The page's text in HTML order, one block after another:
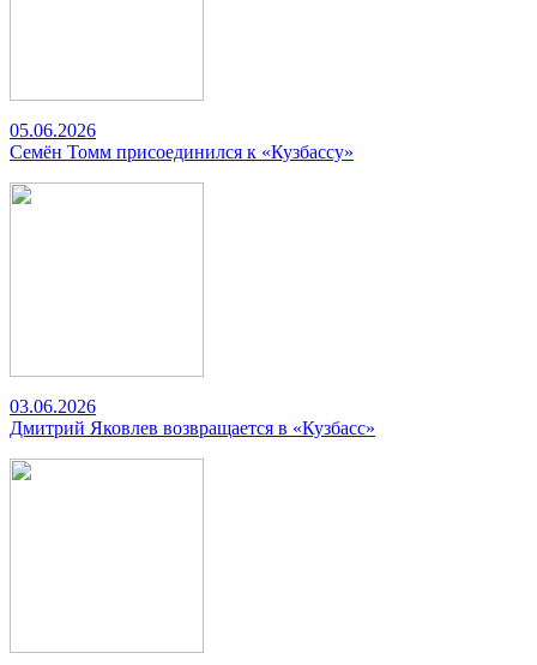
05.06.2026
Семён Томм присоединился к «Кузбассу»
03.06.2026
Дмитрий Яковлев возвращается в «Кузбасс»